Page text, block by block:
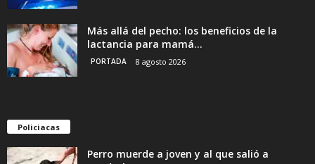
Más allá del pecho: los beneficios de la
lactancia para mamá...
PORTADA 8 agosto 2026
Policiacas
Perro muerde a joven y al que salió a